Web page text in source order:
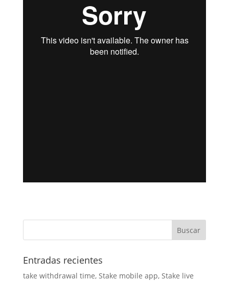
Entradas recientes
take withdrawal time, Stake mobile app, Stake live